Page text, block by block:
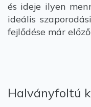
és ideje ilyen
ideális
fejlődése már
Halványfoltú